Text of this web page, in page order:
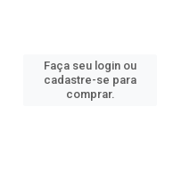
Faça seu login ou
cadastre-se para
comprar.